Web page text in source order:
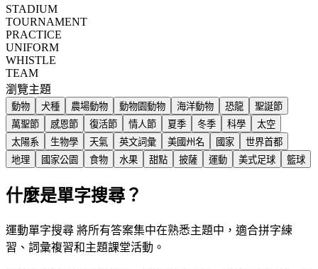
STADIUM
TOURNAMENT
PRACTICE
UNIFORM
WHISTLE
TEAM
瀏覽主題
動物 犬種 農場動物 動物園動物 海洋動物 恐龍
聖誕節
萬聖節
感恩節 復活節 情人節 夏季 冬季 科學
太空
太陽系
生物學 天氣 英文詞彙 美國州名 國家
世界首都
地理
國家公園 食物 水果 甜點 披薩 運動 美式足球 籃球
什麼是單字搜尋？
運動單字搜尋 將所有答案集中在熟悉主題中，適合拼字練
習、詞彙複習和主題課堂活動。